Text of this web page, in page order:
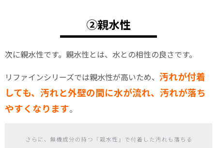
②親水性
次に親水性です。親水性とは、水との相性の良さです。
リファインシリーズでは親水性が高いため、 汚れが付着
しても、汚れと外壁の間に水が流れ、汚れが落ち
やすくなります。